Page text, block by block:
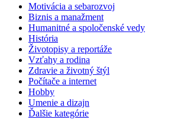
Motivácia a sebarozvoj
Biznis a manažment
Humanitné a spoločenské vedy
História
Životopisy a reportáže
Vzťahy a rodina
Zdravie a životný štýl
Počítače a internet
Hobby
Umenie a dizajn
Ďalšie kategórie